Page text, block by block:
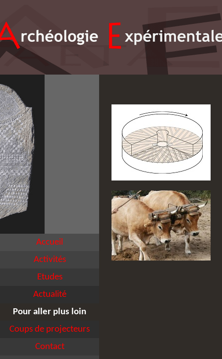
Accueil
Activités
Etudes
Actualité
Pour aller plus loin
Coups de projecteurs
Contact